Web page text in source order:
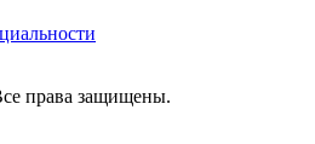
права защищены.